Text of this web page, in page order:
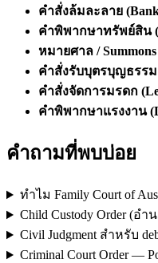
คำสั่งล้มละลาย
คำพิพากษาทรัพย์สิน
หมายศาล / Summons
คำสั่งรับบุตรบุญธรรม
คำสั่งจัดการมรดก
คำพิพากษาแรงงาน
คำถามที่พบบ่อย
ทำไม Family Court of
Child Custody Order (อ
Civil Judgment สำหรับ
Criminal Court Order —